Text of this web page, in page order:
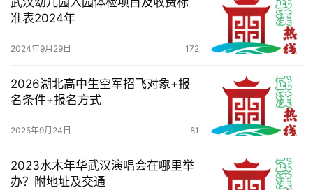
科
察
关
我
们
准表2024年
2024年9月29日 172
2026湖北高中生空军招飞对象+报
名条件+报名方式
2025年9月24日 81
2023水木年华武汉演唱会在哪里举
办？附地址及交通